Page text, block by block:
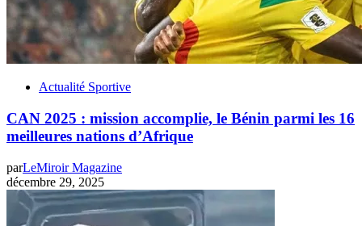
Actualité Sportive
CAN 2025 : mission accomplie, le Bénin parmi les 16
meilleures nations d’Afrique
parLeMiroir Magazine
décembre 29, 2025